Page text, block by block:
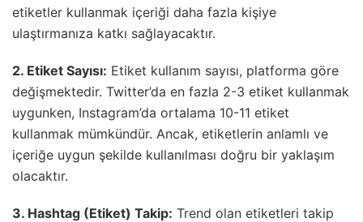
etiketler kullanmak içeriği daha fazla kişiye
ulaştırmanıza katkı sağlayacaktır.
2. Etiket Sayısı: Etiket kullanım sayısı, platforma göre
değişmektedir. Twitter’da en fazla 2-3 etiket kullanmak
uygunken, Instagram’da ortalama 10-11 etiket
kullanmak mümkündür. Ancak, etiketlerin anlamlı ve
içeriğe uygun şekilde kullanılması doğru bir yaklaşım
olacaktır.
3. Hashtag (Etiket) Takip: Trend olan etiketleri takip